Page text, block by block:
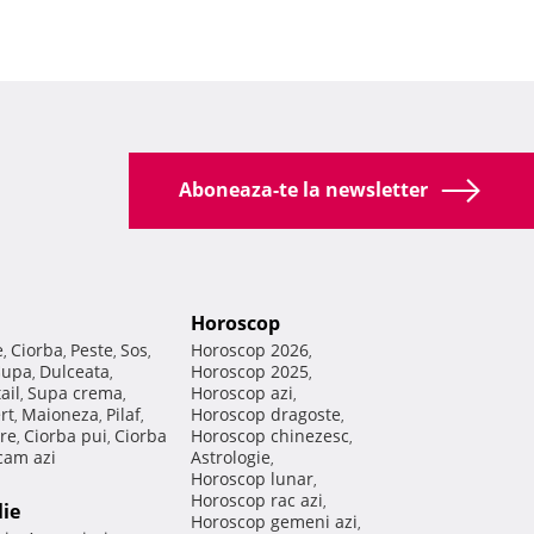
Aboneaza-te la newsletter
, Ciorba, Peste, Sos,
, Dulceata,
, Supa crema,
, Maioneza, Pilaf,
, Ciorba pui, Ciorba
azi
Horoscop
Horoscop 2026,
Horoscop 2025,
Horoscop azi,
Horoscop dragoste,
Horoscop chinezesc,
Astrologie,
Horoscop lunar,
Horoscop rac azi,
Horoscop gemeni azi,